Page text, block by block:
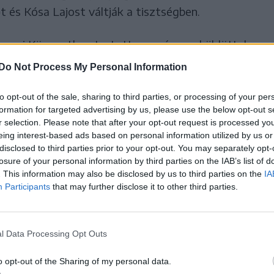
Do Not Process My Personal Information
opt-out of the sale, sharing to third parties, or processing of your
for targeted advertising by us, please use the below opt-out
selection. Please note that after your opt-out request is processed
interest-based ads based on personal information utilized by us
to third parties prior to your opt-out. You may separately
of your personal information by third parties on the IAB’s list of
This information may also be disclosed by us to third parties on the
Participants that may further disclose it to other third parties.
Data Processing Opt Outs
opt-out of the Sharing of my personal data.
és Kósa Lajost váltják a tisztségben.
Központban tartott eseményen, küldöttek
a kormány ,,lassan bántalmazó
az ország a Varga Judit”
Magyar Péter miniszterelnök volt feleségére.
rendezett, erős és barátságos közösség lesz,
hogy a kormány ,,folyamatosan
gazdaságpolitikusok kísérletezzenek a
az ellenállás, a Patrióták nagy nemzeti